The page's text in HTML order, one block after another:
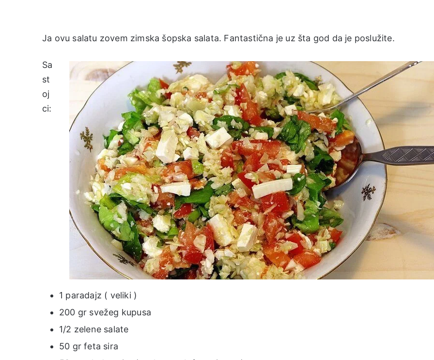
Ja ovu salatu zovem zimska šopska salata. Fantastična je uz šta god da je poslužite.
Sa
st
oj
ci:
1 paradajz ( veliki )
200 gr svežeg kupusa
1/2 zelene salate
50 gr feta sira